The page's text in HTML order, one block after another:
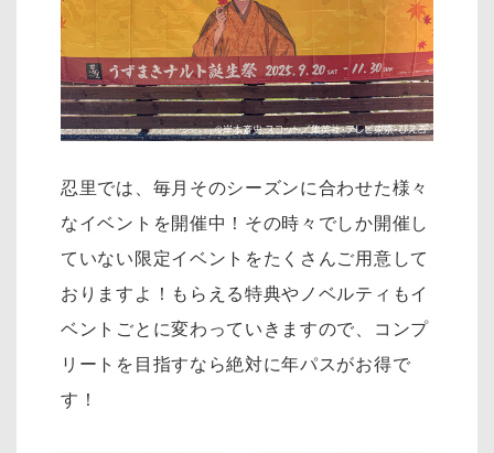
忍里では、毎月そのシーズンに合わせた様々
なイベントを開催中！その時々でしか開催し
ていない限定イベントをたくさんご用意して
おりますよ！もらえる特典やノベルティもイ
ベントごとに変わっていきますので、コンプ
リートを目指すなら絶対に年パスがお得で
す！